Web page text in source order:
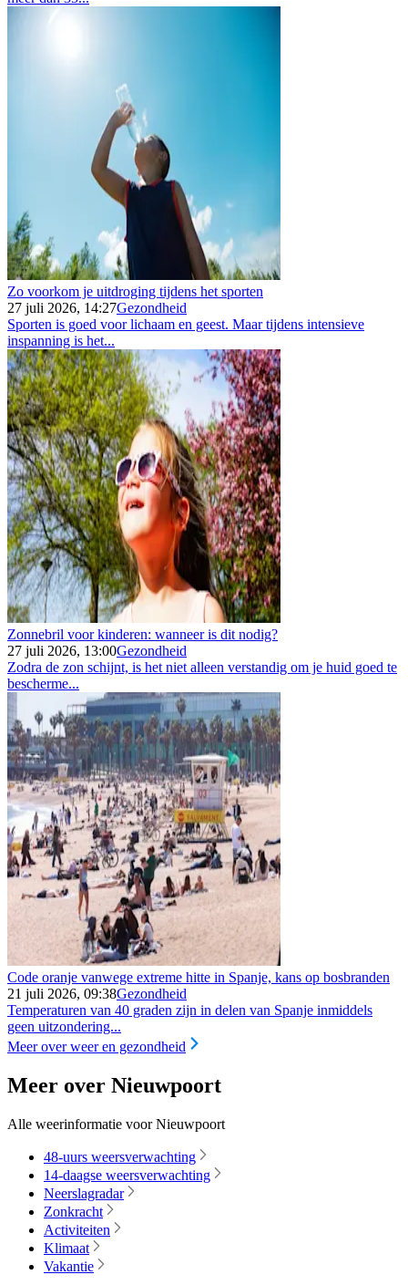
Zo voorkom je uitdroging tijdens het sporten
27 juli 2026, 14:27Gezondheid
Sporten is goed voor lichaam en geest. Maar tijdens intensieve
inspanning is het...
Zonnebril voor kinderen: wanneer is dit nodig?
27 juli 2026, 13:00Gezondheid
Zodra de zon schijnt, is het niet alleen verstandig om je huid goed te
bescherme...
Code oranje vanwege extreme hitte in Spanje, kans op bosbranden
21 juli 2026, 09:38Gezondheid
Temperaturen van 40 graden zijn in delen van Spanje inmiddels
geen uitzondering...
Meer over weer en gezondheid
Meer over Nieuwpoort
Alle weerinformatie voor Nieuwpoort
48-uurs weersverwachting
14-daagse weersverwachting
Neerslagradar
Zonkracht
Activiteiten
Klimaat
Vakantie